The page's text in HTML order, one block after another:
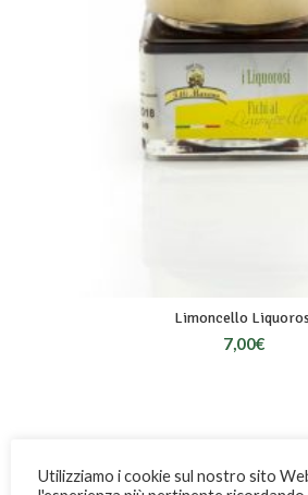
Limoncello
7,00€
Utilizziamo i cookie sul nostro sito